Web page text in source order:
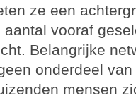
ze een
vooraf
Belangrijke
onderdeel
mensen